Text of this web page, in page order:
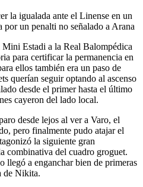
la igualada ante el Linense en un
un penalti no señalado a Arana
Estadi a la Real Balompédica
para certificar la permanencia en
ellos también era un paso de
querían seguir optando al ascenso
desde el primer hasta el último
cayeron del lado local.
desde lejos al ver a Varo, el
pero finalmente pudo atajar el
la siguiente gran
combinativa del cuadro groguet.
llegó a enganchar bien de primeras
de Nikita.